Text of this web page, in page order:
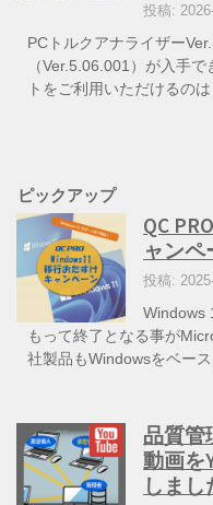
投稿:
PCトルクアナライザー
（Ver.5.06.001）が入手
トをご利用いただけるの
ピックアップ
QC
ャン
投稿:
Windows
もって終了となる事が
社製品もWindowsをベー
品質管
動画を
しまし